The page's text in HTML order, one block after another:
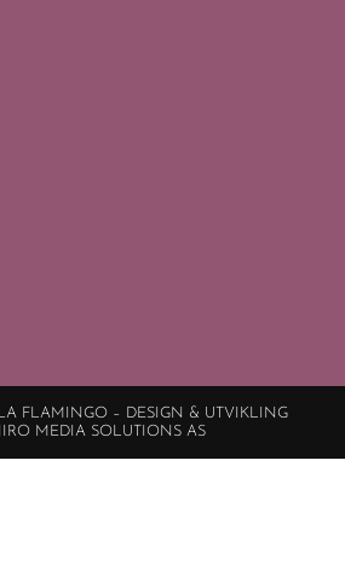
FLAMINGO – DESIGN & UTVIKLING
MEDIA SOLUTIONS AS